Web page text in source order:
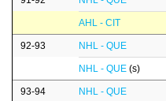
AHL - CIT
92-93 NHL - QUE
NHL - QUE (s)
93-94 NHL - QUE